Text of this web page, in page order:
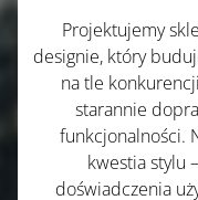
Projektujemy
designie, który
na tle
starannie
funkcjonalności.
kwestia stylu
doświadczenia